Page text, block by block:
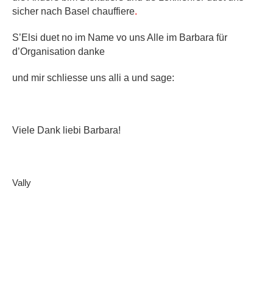
sicher nach Basel chauffiere.
S’Elsi duet no im Name vo uns Alle im Barbara für
d’Organisation danke
und mir schliesse uns alli a und sage:
Viele Dank liebi Barbara!
Vally